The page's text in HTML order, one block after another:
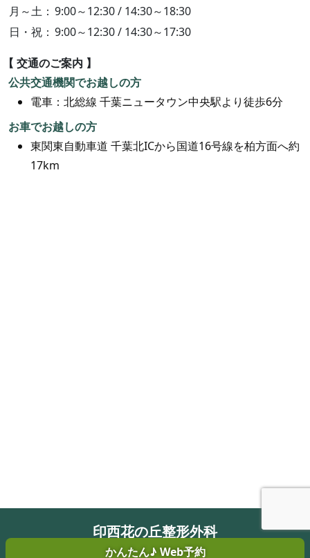
月～土
9:00～12:30 / 14:30～18:30
日・祝
9:00～12:30 / 14:30～17:30
交通のご案内
公共交通機関でお越しの方
電車：北総線 千葉ニュータウン中央駅より徒歩6分
お車でお越しの方
東関東自動車道 千葉北ICから国道16号線を柏方面へ約
17km
かんたん♪ Web予約
印西花の丘整形外科